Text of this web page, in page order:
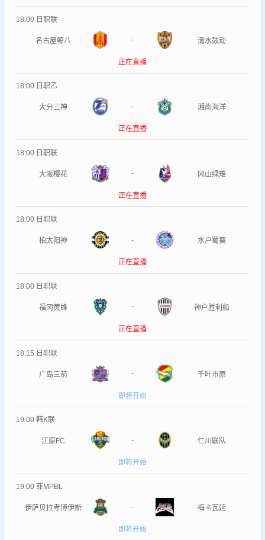
18:00 日职联
名古屋鲸八 - 清水鼓动
正在直播
18:00 日职乙
大分三神 - 湘南海洋
正在直播
18:00 日职联
大阪樱花 - 冈山绿雉
正在直播
18:00 日职联
柏太阳神 - 水户蜀葵
正在直播
18:00 日职联
福冈黄蜂 - 神户胜利船
正在直播
18:15 日职联
广岛三箭 - 千叶市原
即将开始
19:00 韩K联
江原FC - 仁川联队
即将开始
19:00 菲MPBL
伊萨贝拉考博伊斯 - 梅卡瓦延
即将开始